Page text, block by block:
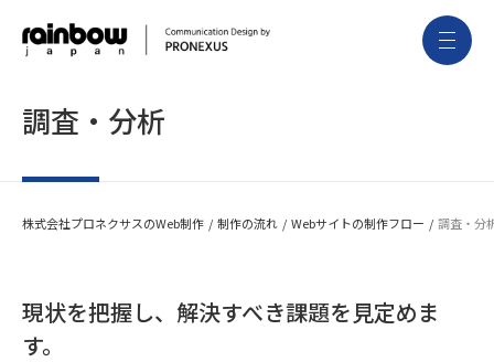
調査・分析
株式会社プロネクサスのWeb制作 制作の流れ Webサイトの制作フロー 調査・分
現状を把握し、解決すべき課題を見定めま
す。